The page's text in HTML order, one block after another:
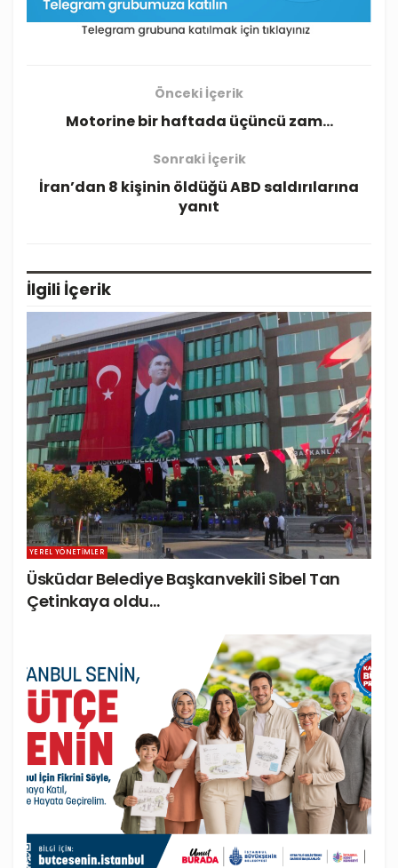
Önceki İçerik
Motorine bir haftada üçüncü zam…
Sonraki İçerik
İran’dan 8 kişinin öldüğü ABD saldırılarına
yanıt
İlgili İçerik
YEREL YÖNETIMLER
Üsküdar Belediye Başkanvekili Sibel Tan
Çetinkaya oldu…